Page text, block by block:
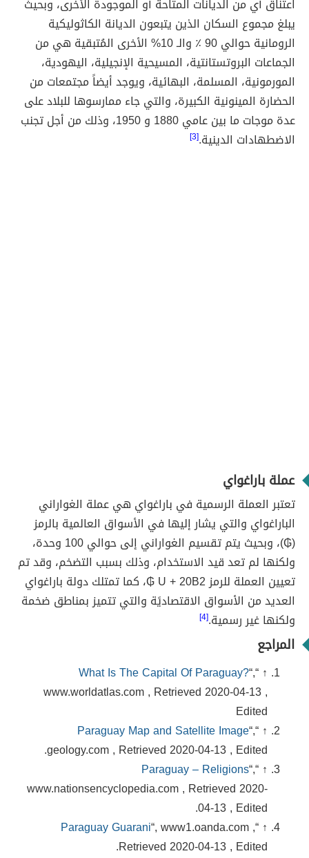
اعتناق أي من الديانات المتاحة أو الموجودة الأخرى، وبحيث
يبلغ مجموع السكان الذين يتبعون الديانة الكاثوليكية
الرومانية حوالي 90 ٪ والـ 10% الأخرى المُتبقية هي من
الجماعات البروتستانتية، المسيحية الإنجيلية، اليهودية،
المورمونية، المسلمة، البهائية، ويوجد أيضاً مجتمعات من
الحضارة المينونية الكبيرة، والتي جاء ممارسوها للبلاد على
عدة موجات ما بين عامي 1880 و 1950، وذلك من أجل تجنب
الاضطهادات الدينية.[3]
عملة باراغواي
تعتبر العملة الرسمية في باراغواي هي عملة الغواراني
الباراغواي والتي يشار إليها في الأسواق العالمية بالرمز
(₲)، وبحيث يتم تقسيم الغواراني إلى حوالي 100 وحدة،
ولكنها لم تعد قيد الاستخدام، وذلك بسبب التضخم، وقد تم
تعيين العملة للرمز U + 20B2 ₲، كما تمتلك دولة باراغواي
العديد من الأسواق الاقتصاديًة والتي تتميز بمناطق ضخمة
ولكنها غير رسمية.[4]
المراجع
↑ “
What Is The Capital Of Paraguay?“,
www.worldatlas.com , Retrieved 2020-04-13 ,
Edited
↑ “
Paraguay Map and Satellite Image“,
geology.com , Retrieved 2020-04-13 , Edited.
↑ “
Paraguay – Religions“,
www.nationsencyclopedia.com , Retrieved 2020-
04-13 , Edited.
↑ “
Paraguay Guarani“, www1.oanda.com ,
Retrieved 2020-04-13 , Edited.